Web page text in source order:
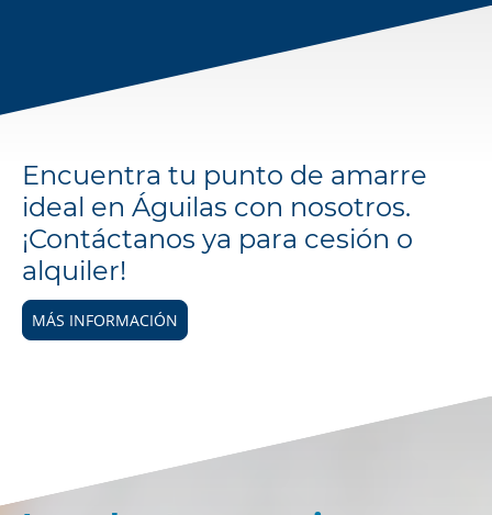
Encuentra tu punto de amarre
ideal en Águilas con nosotros.
¡Contáctanos ya para cesión o
alquiler!
MÁS INFORMACIÓN